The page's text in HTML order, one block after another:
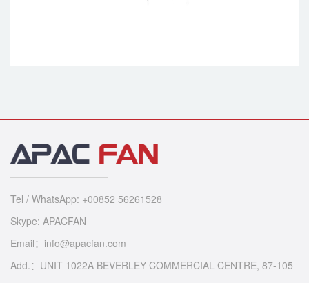
Tel / WhatsApp: +00852 56261528
Skype: APACFAN
Email：info@apacfan.com
Add.：UNIT 1022A BEVERLEY COMMERCIAL CENTRE, 87-105